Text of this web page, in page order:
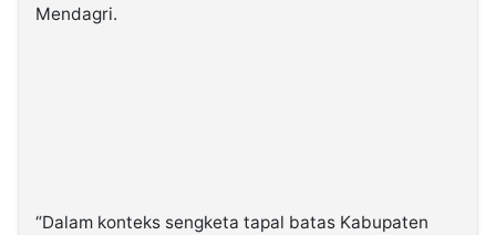
Mendagri.
“Dalam konteks sengketa tapal batas Kabupaten